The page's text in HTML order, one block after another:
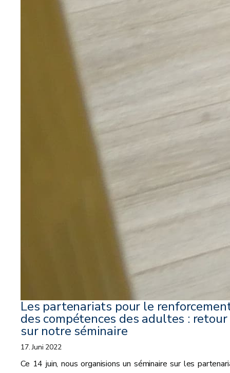
Les partenariats pour le
des compétences des adultes : retour
sur notre séminaire
17. Juni 2022
Ce 14 juin, nous organisions un séminaire sur les